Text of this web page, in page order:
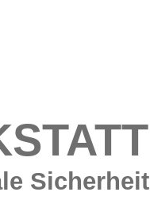
Sicherheit